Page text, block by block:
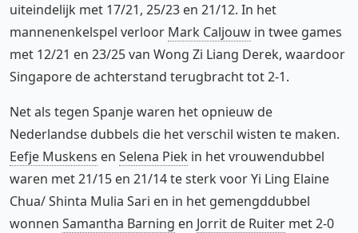
uiteindelijk met 17/21, 25/23 en 21/12. In het
mannenenkelspel verloor Mark Caljouw in twee games
met 12/21 en 23/25 van Wong Zi Liang Derek, waardoor
Singapore de achterstand terugbracht tot 2-1.
Net als tegen Spanje waren het opnieuw de
Nederlandse dubbels die het verschil wisten te maken.
Eefje Muskens en Selena Piek in het vrouwendubbel
waren met 21/15 en 21/14 te sterk voor Yi Ling Elaine
Chua/ Shinta Mulia Sari en in het gemengddubbel
wonnen Samantha Barning en Jorrit de Ruiter met 2-0